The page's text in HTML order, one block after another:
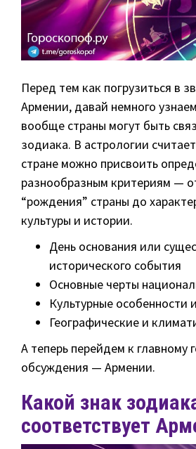
Перед тем как погрузиться в
Армении, давай немного
вообще страны могут быть
зодиака. В астрологии
стране можно присвоить
разнообразным критериям —
“рождения” страны до
культуры и истории.
День основания или
исторического события
Основные черты
Культурные особенности
Географические и
А теперь перейдем к главному
обсуждения — Армении.
Какой знак
соответствует